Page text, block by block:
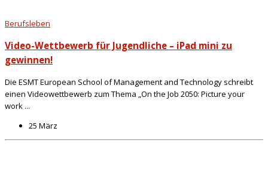
Berufsleben
Video-Wettbewerb für Jugendliche – iPad mini zu
gewinnen!
Die ESMT European School of Management and Technology schreibt
einen Videowettbewerb zum Thema „On the Job 2050: Picture your
work ...
25 März